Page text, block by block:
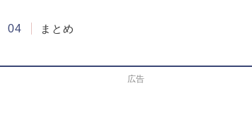
まとめ
広告